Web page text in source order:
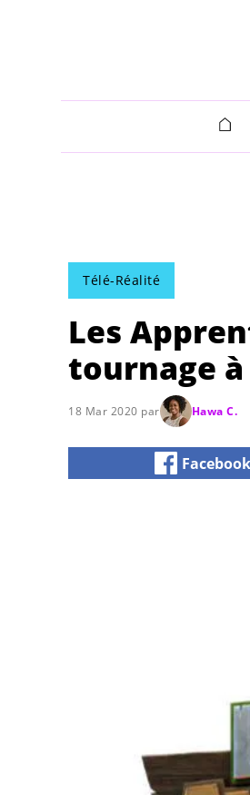
Télé-Réalité
Les
tournage
18 Mar 2020 par Hawa C.
Facebook